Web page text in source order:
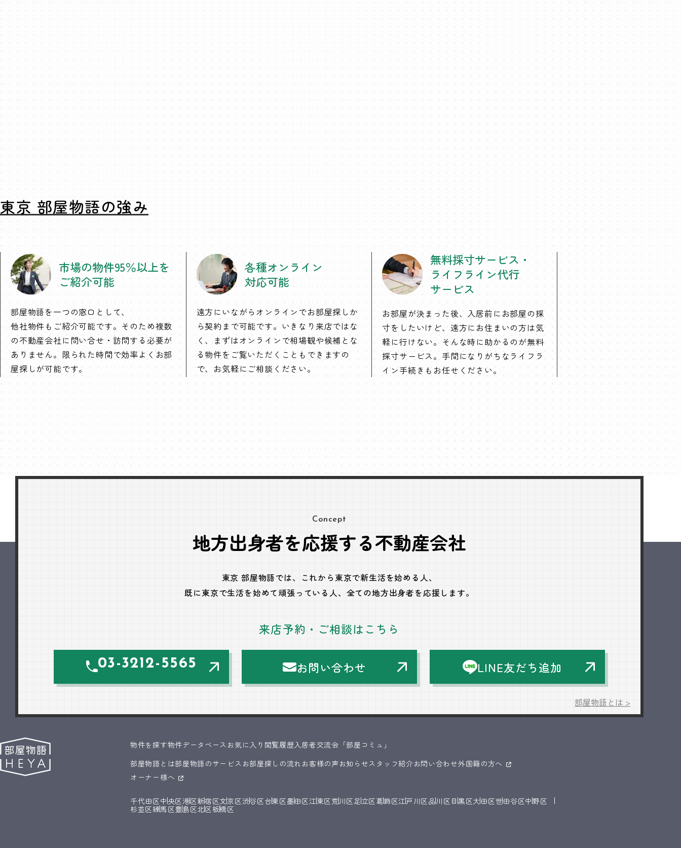
東京 部屋物語の強み
市場の物件95％以上を
ご紹介可能
部屋物語を一つの窓口として、
他社物件もご紹介可能です。そのため複数
の不動産会社に問い合せ・訪問する必要が
ありません。限られた時間で効率よくお部
屋探しが可能です。
各種オンライン
対応可能
遠方にいながらオンラインでお部屋探しか
ら契約まで可能です。いきなり来店ではな
く、まずはオンラインで相場観や候補とな
る物件をご覧いただくこともできますの
で、お気軽にご相談ください。
無料採寸サービス・
ライフライン代行
サービス
お部屋が決まった後、入居前にお部屋の採
寸をしたいけど、遠方にお住まいの方は気
軽に行けない。そんな時に助かるのが無料
採寸サービス。手間になりがちなライフラ
イン手続きもお任せください。
Concept
地方出身者を応援する不動産会社
東京 部屋物語では、
これから東京で新生活を始める人、
既に東京で生活を始めて頑張っている人、 全ての地方出身者を応援します。
来店予約・ご相談はこちら
03-3212-5565 お問い合わせ LINE友だち追加
部屋物語とは >
物件を探す物件データベース お気に入り 閲覧履歴入居者交流会「部屋コミュ」
部屋物語とは部屋物語のサービス お部屋探しの流れ お客様の声お知らせスタッフ紹介お問い合わせ外国籍の方へ
オーナー様へ
千代田区中央区港区新宿区文京区渋谷区台東区墨田区江東区荒川区足立区葛飾区江戸川区品川区 目黒区大田区世田谷区中野区
杉並区練馬区豊島区北区板橋区